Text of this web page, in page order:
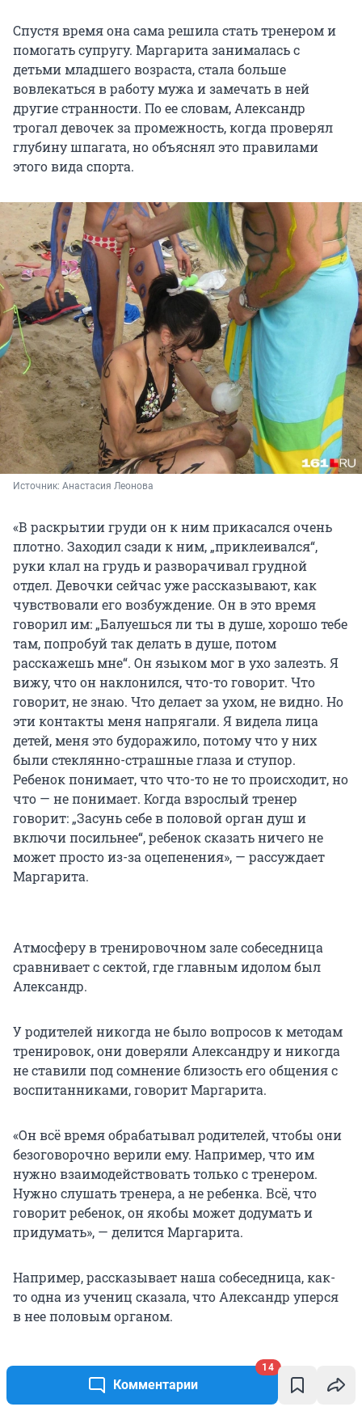
Комментарии
14
Спустя время она сама решила стать тренером и
помогать супругу. Маргарита занималась с
детьми младшего возраста, стала больше
вовлекаться в работу мужа и замечать в ней
другие странности. По ее словам, Александр
трогал девочек за промежность, когда проверял
глубину шпагата, но объяснял это правилами
этого вида спорта.
Источник: Анастасия Леонова
«В раскрытии груди он к ним прикасался очень
плотно. Заходил сзади к ним, „приклеивался“,
руки клал на грудь и разворачивал грудной
отдел. Девочки сейчас уже рассказывают, как
чувствовали его возбуждение. Он в это время
говорил им: „Балуешься ли ты в душе, хорошо тебе
там, попробуй так делать в душе, потом
расскажешь мне“. Он языком мог в ухо залезть. Я
вижу, что он наклонился, что-то говорит. Что
говорит, не знаю. Что делает за ухом, не видно. Но
эти контакты меня напрягали. Я видела лица
детей, меня это будоражило, потому что у них
были стеклянно-страшные глаза и ступор.
Ребенок понимает, что что-то не то происходит, но
что — не понимает. Когда взрослый тренер
говорит: „Засунь себе в половой орган душ и
включи посильнее“, ребенок сказать ничего не
может просто из-за оцепенения», — рассуждает
Маргарита.
Атмосферу в тренировочном зале собеседница
сравнивает с сектой, где главным идолом был
Александр.
У родителей никогда не было вопросов к методам
тренировок, они доверяли Александру и никогда
не ставили под сомнение близость его общения с
воспитанниками, говорит Маргарита.
«Он всё время обрабатывал родителей, чтобы они
безоговорочно верили ему. Например, что им
нужно взаимодействовать только с тренером.
Нужно слушать тренера, а не ребенка. Всё, что
говорит ребенок, он якобы может додумать и
придумать», — делится Маргарита.
Например, рассказывает наша собеседница, как-
то одна из учениц сказала, что Александр уперся
в нее половым органом.
«Я у него спрашиваю, что произошло. Он говорит:
„Ты что? Это ж пряжка ремня у меня была. Ты
видишь, у меня ремень. Я прикоснулся, это был